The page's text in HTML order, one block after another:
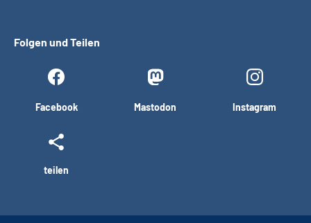
Folgen und Teilen
Facebook Mastodon Instagram
teilen